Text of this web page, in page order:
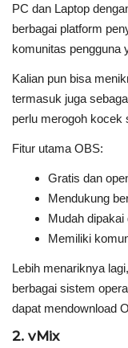
PC dan Laptop
berbagai platform
komunitas pengguna
Kalian pun bisa
termasuk juga
perlu merogoh kocek
Fitur utama OBS:
Gratis dan
Mendukung
Mudah dipakai
Memiliki
Lebih menariknya
berbagai sistem
dapat mendownload
2. vMix